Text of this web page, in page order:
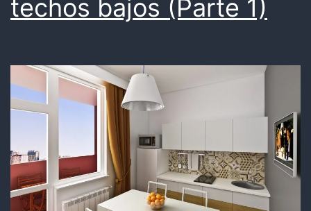
techos bajos (Parte 1)